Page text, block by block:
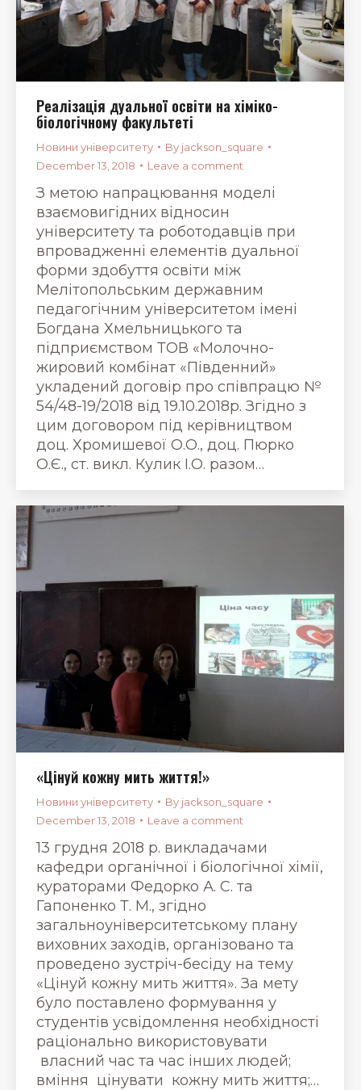
Реалізація дуальної освіти на хіміко-
біологічному факультеті
Новини університету By jackson_square
December 13, 2018
Leave a comment
З метою напрацювання моделі
взаємовигідних відносин
університету та роботодавців при
впровадженні елементів дуальної
форми здобуття освіти між
Мелітопольським державним
педагогічним університетом імені
Богдана Хмельницького та
підприємством ТОВ «Молочно-
жировий комбінат «Південний»
укладений договір про співпрацю №
54/48-19/2018 від 19.10.2018р. Згідно з
цим договором під керівництвом
доц. Хромишевої О.О., доц. Пюрко
О.Є., ст. викл. Кулик І.О. разом…
«Цінуй кожну мить життя!»
Новини університету By jackson_square
December 13, 2018
Leave a comment
13 грудня 2018 р. викладачами
кафедри органічної і біологічної хімії,
кураторами Федорко А. С. та
Гапоненко Т. М., згідно
загальноуніверситетському плану
виховних заходів, організовано та
проведено зустріч-бесіду на тему
«Цінуй кожну мить життя». За мету
було поставлено формування у
студентів усвідомлення необхідності
раціонально використовувати
власний час та час інших людей;
вміння цінувати кожну мить життя;…